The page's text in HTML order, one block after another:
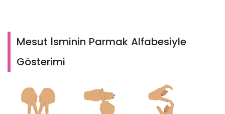
Mesut İsminin Parmak Alfabesiyle
Gösterimi